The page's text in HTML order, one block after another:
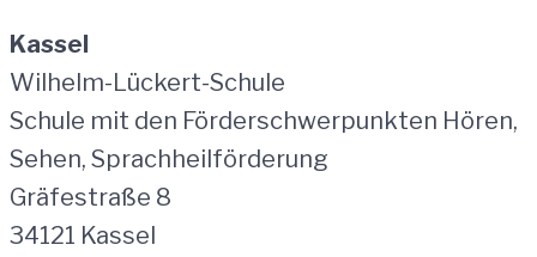
Kassel
Wilhelm-Lückert-Schule
Schule mit den Förderschwerpunkten Hören,
Sehen, Sprachheilförderung
Gräfestraße 8
34121 Kassel